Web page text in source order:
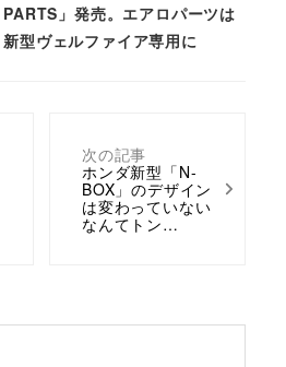
次の記事
ホンダ新型「N-
BOX」のデザイン
は変わっていない
なんてトン…
PARTS」発売。エアロパーツは
新型ヴェルファイア専用に